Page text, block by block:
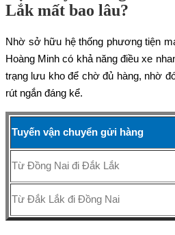
Lắk mất bao lâu?
Nhờ sở hữu hệ thống phương tiện
Hoàng Minh có khả năng điều xe
trạng lưu kho để chờ đủ hàng, nhờ
rút ngắn đáng kể.
Tuyến vận chuyển gửi hàng
Từ Đồng Nai đi Đắk Lắk
Từ Đắk Lắk đi Đồng Nai